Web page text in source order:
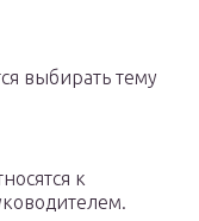
выбирать тему
к